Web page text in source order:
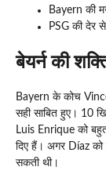
Bayern की
PSG की देर
बेयर्न की
Bayern के कोच
सही साबित हुए। 10
Luis Enrique को
दिए हैं। अगर Díaz को
सकती थी।